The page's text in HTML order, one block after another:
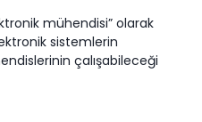
mühendisi” olarak
sistemlerin
çalışabileceği